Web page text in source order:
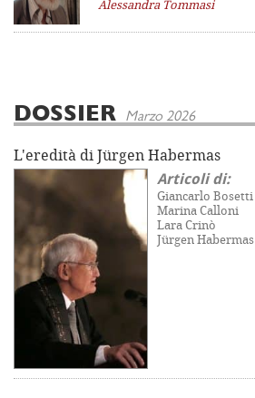
Alessandra Tommasi
DOSSIER Marzo 2026
L'eredità di Jürgen Habermas
Articoli di:
Giancarlo Bosetti
Marina Calloni
Lara Crinò
Jürgen Habermas